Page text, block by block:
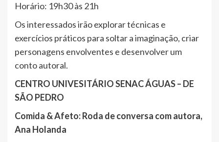
Horário: 19h30 às 21h
Os interessados irão explorar técnicas e
exercícios práticos para soltar a imaginação, criar
personagens envolventes e desenvolver um
conto autoral.
CENTRO UNIVESITÁRIO SENAC ÁGUAS – DE
SÃO PEDRO
Comida & Afeto: Roda de conversa com autora,
Ana Holanda